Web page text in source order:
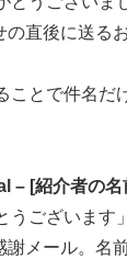
直後に送る
ことで件名だ
– [紹介者の名
うございます」
メール。名